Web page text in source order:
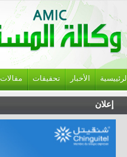
الرئييسية الأخبار تحقيقات مقالات
إعلان